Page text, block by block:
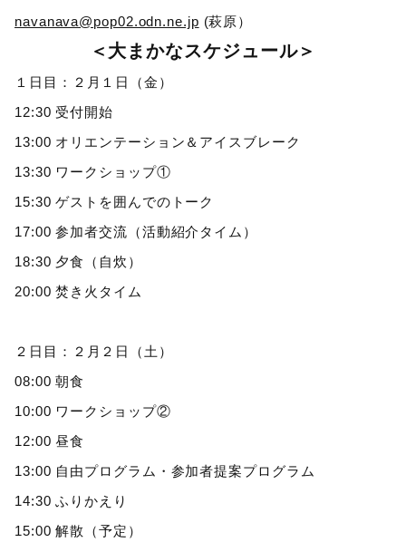
navanava@pop02.odn.ne.jp (萩原）
＜大まかなスケジュール＞
１日目：２月１日（金）
12:30 受付開始
13:00 オリエンテーション＆アイスブレーク
13:30 ワークショップ①
15:30 ゲストを囲んでのトーク
17:00 参加者交流（活動紹介タイム）
18:30 夕食（自炊）
20:00 焚き火タイム
２日目：２月２日（土）
08:00 朝食
10:00 ワークショップ②
12:00 昼食
13:00 自由プログラム・参加者提案プログラム
14:30 ふりかえり
15:00 解散（予定）